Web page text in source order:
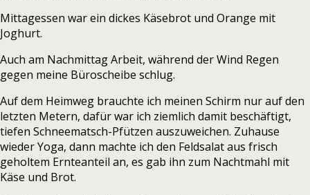
Mittagessen war ein dickes Käsebrot und Orange mit
Joghurt.
Auch am Nachmittag Arbeit, während der Wind Regen
gegen meine Büroscheibe schlug.
Auf dem Heimweg brauchte ich meinen Schirm nur auf den
letzten Metern, dafür war ich ziemlich damit beschäftigt,
tiefen Schneematsch-Pfützen auszuweichen. Zuhause
wieder Yoga, dann machte ich den Feldsalat aus frisch
geholtem Ernteanteil an, es gab ihn zum Nachtmahl mit
Käse und Brot.